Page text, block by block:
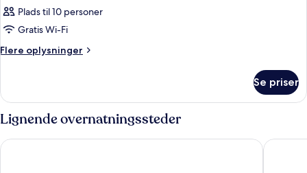
Plads til 10 personer
Gratis Wi-Fi
Flere oplysninger
Flere
Se priser
Lignende overnatningssteder
Collins House Apartments by CLLIX Clarion